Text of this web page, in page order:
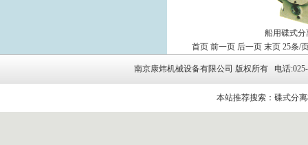
船用碟式
首页 前一页 后一页 末页 25条/
南京康炜机械设备有限公司 版权所有 电话
本站推荐搜索：碟式分